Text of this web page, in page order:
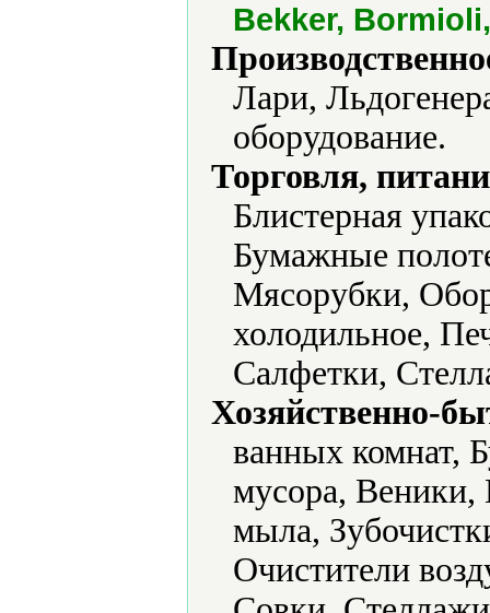
Bekker,
Лари,
оборудование.
Торговля,
Блистерная
Бумажные
Мясорубки,
холодильное,
Салфетки,
Хозяйственно-
ванных комнат,
мусора, Веники,
мыла,
Очистители